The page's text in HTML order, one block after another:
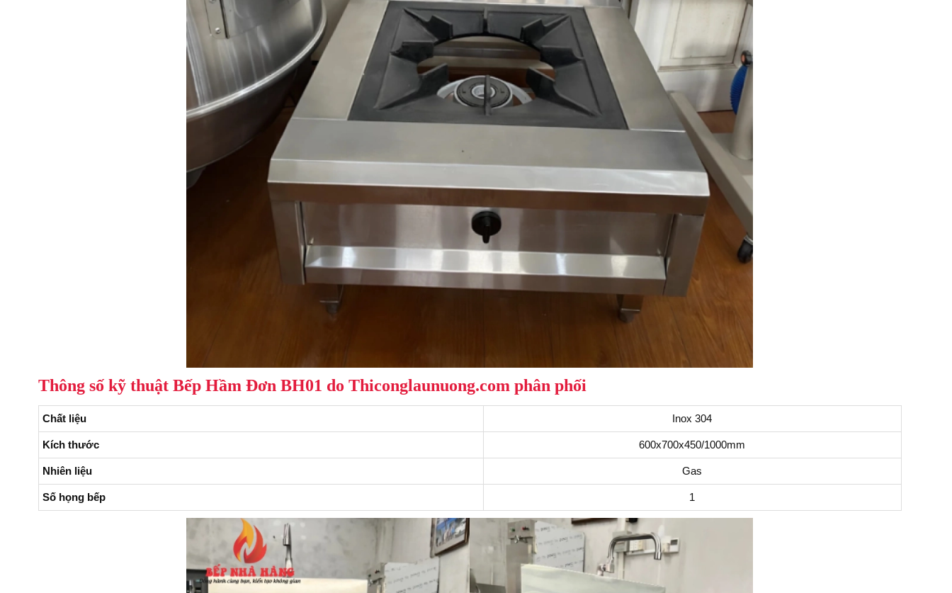
Thông số kỹ thuật Bếp Hầm Đơn BH01 do Thiconglaunuong.com phân phối
Chất liệu Inox 304
Kích thước 600x700x450/1000mm
Nhiên liệu Gas
Số họng bếp 1